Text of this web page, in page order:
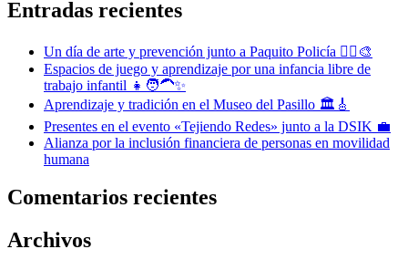
Entradas recientes
Un día de arte y prevención junto a Paquito Policía 👮‍♂️🎨
Espacios de juego y aprendizaje por una infancia libre de
trabajo infantil 👧🧑‍🦱✨
Aprendizaje y tradición en el Museo del Pasillo 🏛️🎸
Presentes en el evento «Tejiendo Redes» junto a la DSIK 💼
Alianza por la inclusión financiera de personas en movilidad
humana
Comentarios recientes
Archivos